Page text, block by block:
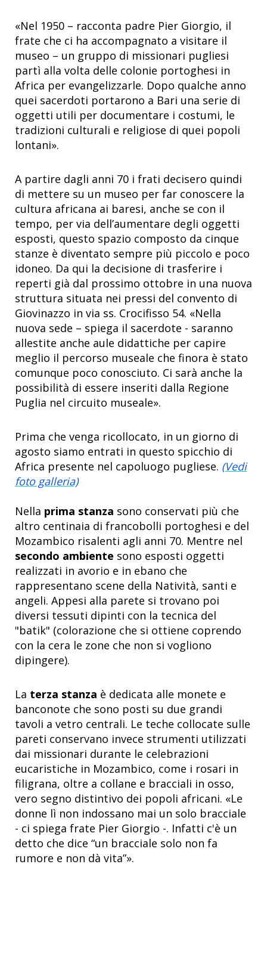
«Nel 1950 – racconta padre Pier Giorgio, il
frate che ci ha accompagnato a visitare il
museo – un gruppo di missionari pugliesi
partì alla volta delle colonie portoghesi in
Africa per evangelizzarle. Dopo qualche anno
quei sacerdoti portarono a Bari una serie di
oggetti utili per documentare i costumi, le
tradizioni culturali e religiose di quei popoli
lontani».
A partire dagli anni 70 i frati decisero quindi
di mettere su un museo per far conoscere la
cultura africana ai baresi, anche se con il
tempo, per via dell’aumentare degli oggetti
esposti, questo spazio composto da cinque
stanze è diventato sempre più piccolo e poco
idoneo. Da qui la decisione di trasferire i
reperti già dal prossimo ottobre in una nuova
struttura situata nei pressi del convento di
Giovinazzo in via ss. Crocifisso 54. «Nella
nuova sede – spiega il sacerdote - saranno
allestite anche aule didattiche per capire
meglio il percorso museale che finora è stato
comunque poco conosciuto. Ci sarà anche la
possibilità di essere inseriti dalla Regione
Puglia nel circuito museale».
Prima che venga ricollocato, in un giorno di
agosto siamo entrati in questo spicchio di
Africa presente nel capoluogo pugliese. (Vedi
foto galleria)
Nella prima stanza sono conservati più che
altro centinaia di francobolli portoghesi e del
Mozambico risalenti agli anni 70. Mentre nel
secondo ambiente sono esposti oggetti
realizzati in avorio e in ebano che
rappresentano scene della Natività, santi e
angeli. Appesi alla parete si trovano poi
diversi tessuti dipinti con la tecnica del
"batik" (colorazione che si ottiene coprendo
con la cera le zone che non si vogliono
dipingere).
La terza stanza è dedicata alle monete e
banconote che sono posti su due grandi
tavoli a vetro centrali. Le teche collocate sulle
pareti conservano invece strumenti utilizzati
dai missionari durante le celebrazioni
eucaristiche in Mozambico, come i rosari in
filigrana, oltre a collane e bracciali in osso,
vero segno distintivo dei popoli africani. «Le
donne lì non indossano mai un solo bracciale
- ci spiega frate Pier Giorgio -. Infatti c'è un
detto che dice “un bracciale solo non fa
rumore e non dà vita”».